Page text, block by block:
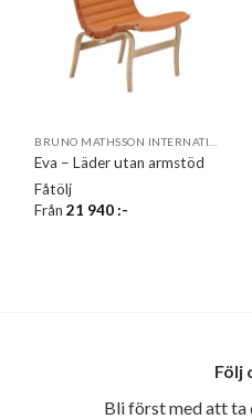
Eva – Läder utan armstöd
Fåtölj
Från21 940:-
Följ
Bli först med att ta